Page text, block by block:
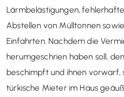
Lärmbelästigungen,
Abstellen von Mülltonnen
Einfahrten. Nachdem die
herumgeschrien haben soll,
beschimpft und ihnen vorwarf,
türkische Mieter im Haus